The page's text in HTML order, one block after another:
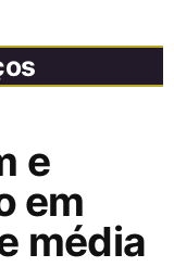
e
em
média